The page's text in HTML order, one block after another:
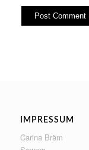
IMPRESSUM
Carina Bräm